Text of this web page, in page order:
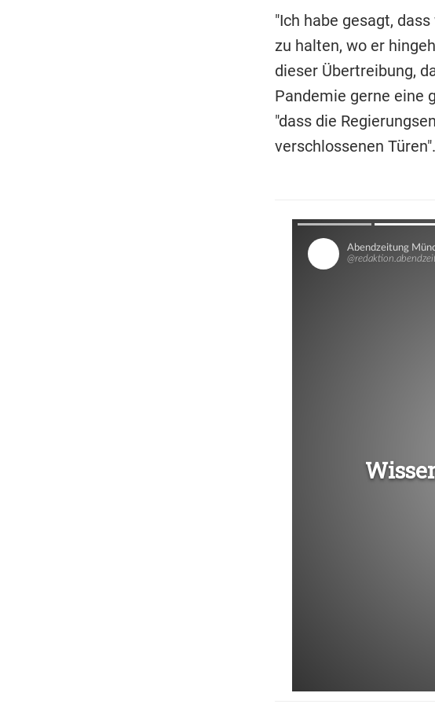
"Ich habe gesagt,
zu halten, wo er
dieser Übertreibung,
Pandemie gerne eine
"dass die
verschlossenen Türen".